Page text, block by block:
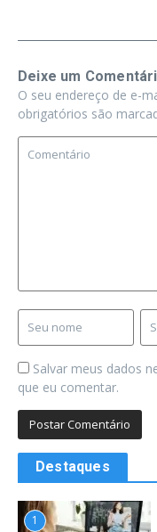
Deixe um
O seu endereço de e-
obrigatórios são
Salvar meus dados
que eu comentar.
Destaques
1